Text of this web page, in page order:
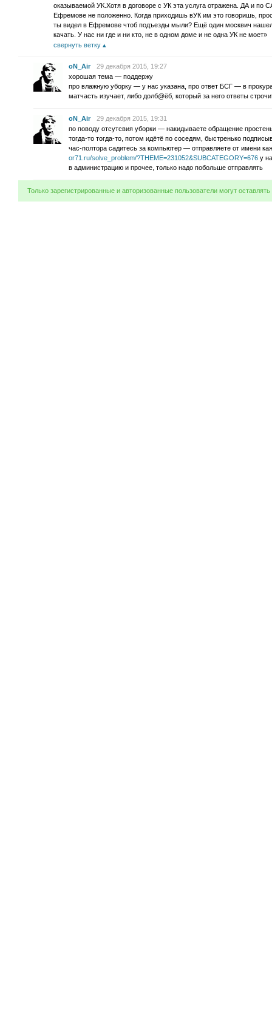
оказываемой УК.Хотя в договоре с УК эта услуга отражена. ДА и по
Ефремове не положенно. Когда приходишь вУК им это говоришь,
ты видел в Ефремове чтоб подъезды мыли? Ещё один москвич
качать. У нас ни где и ни кто, не в одном доме и не одна УК не моет»
свернуть ветку
oN_Air
29 декабря 2015, 19:27
хорошая тема — поддержу
про влажную уборку — у нас указана, про ответ БСГ — в
матчасть изучает, либо долб@ёб, который за него ответы
oN_Air
29 декабря 2015, 19:31
по поводу отсутсвия уборки — накидываете обращение
тогда-то тогда-то, потом идётё по соседям, быстренько
час-полтора садитесь за компьютер — отправляете от имени
or71.ru/solve_problem/?THEME=231052&SUBCATEGORY=676 у
в администрацию и прочее, только надо побольше отправлять
Только зарегистрированные и авторизованные пользователи могут